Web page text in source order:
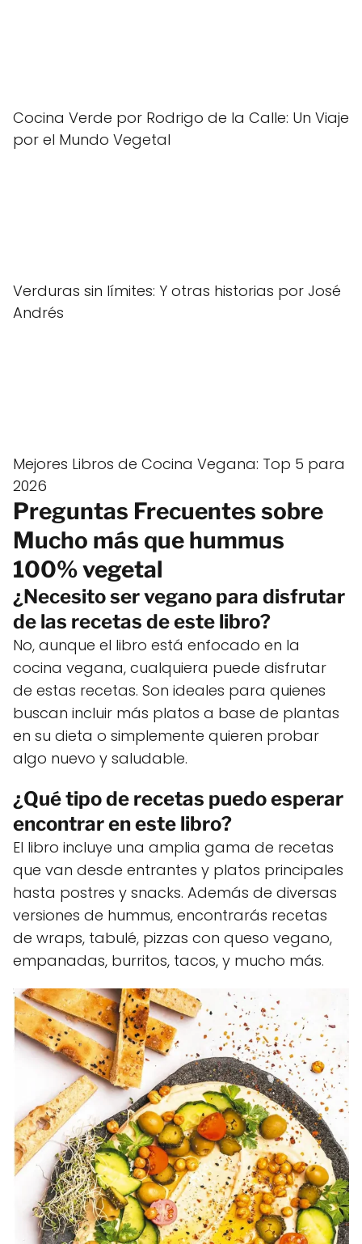
Cocina Verde por Rodrigo de la Calle: Un Viaje
por el Mundo Vegetal
Verduras sin límites: Y otras historias por José
Andrés
Mejores Libros de Cocina Vegana: Top 5 para
2026
Preguntas Frecuentes sobre
Mucho más que hummus
100% vegetal
¿Necesito ser vegano para disfrutar
de las recetas de este libro?
No, aunque el libro está enfocado en la
cocina vegana, cualquiera puede disfrutar
de estas recetas. Son ideales para quienes
buscan incluir más platos a base de plantas
en su dieta o simplemente quieren probar
algo nuevo y saludable.
¿Qué tipo de recetas puedo esperar
encontrar en este libro?
El libro incluye una amplia gama de recetas
que van desde entrantes y platos principales
hasta postres y snacks. Además de diversas
versiones de hummus, encontrarás recetas
de wraps, tabulé, pizzas con queso vegano,
empanadas, burritos, tacos, y mucho más.